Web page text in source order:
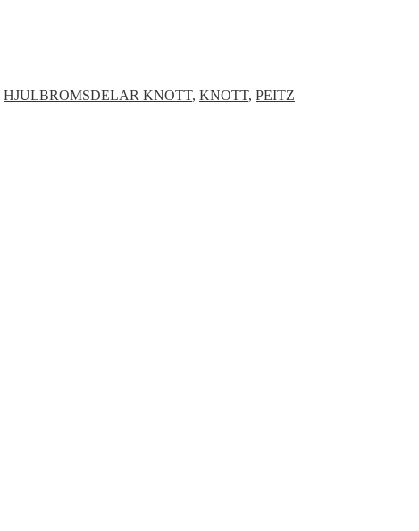
HJULBROMSDELAR KNOTT, KNOTT, PEITZ